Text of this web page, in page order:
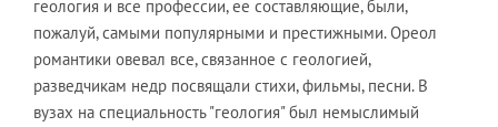
геология и все профессии, ее составляющие, были,
пожалуй, самыми популярными и престижными. Ореол
романтики овевал все, связанное с геологией,
разведчикам недр посвящали стихи, фильмы, песни. В
вузах на специальность "геология" был немыслимый